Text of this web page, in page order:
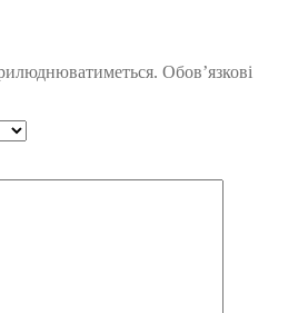
Обов’язкові